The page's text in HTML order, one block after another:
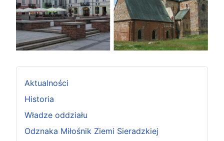
Aktualności
Historia
Władze oddziału
Odznaka Miłośnik Ziemi Sieradzkiej